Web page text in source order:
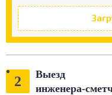
2
Выезд
инженера-